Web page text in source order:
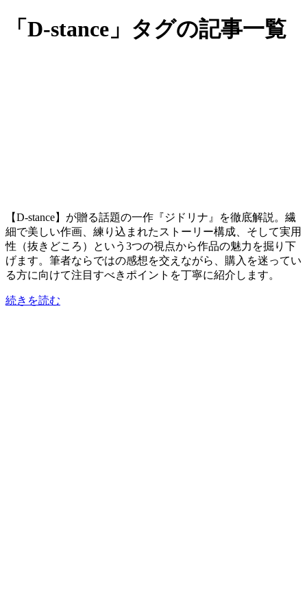
「D-stance」タグの記事一覧
【D-stance】が贈る話題の一作『ジドリナ』を徹底解説。繊
細で美しい作画、練り込まれたストーリー構成、そして実用
性（抜きどころ）という3つの視点から作品の魅力を掘り下
げます。筆者ならではの感想を交えながら、購入を迷ってい
る方に向けて注目すべきポイントを丁寧に紹介します。
続きを読む